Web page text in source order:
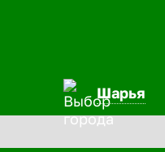
Шарья